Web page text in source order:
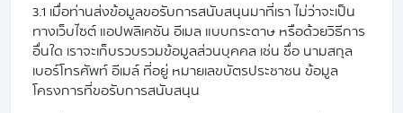
3.1 เมื่อท่านส่งข้อมูลขอรับการสนับสนุนมาที่เรา ไม่ว่าจะเป็น
ทางเว็บไซต์ แอปพลิเคชัน อีเมล แบบกระดาษ หรือด้วยวิธีการ
อื่นใด เราจะเก็บรวบรวมข้อมูลส่วนบุคคล เช่น ชื่อ นามสกุล
เบอร์โทรศัพท์ อีเมล์ ที่อยู่ หมายเลขบัตรประชาชน ข้อมูล
โครงการที่ขอรับการสนับสนุน